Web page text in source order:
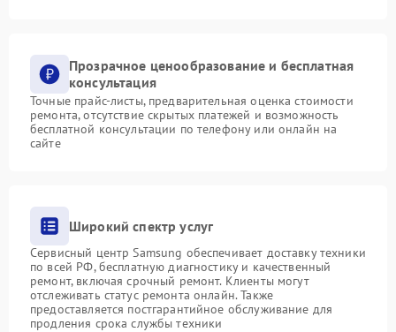
Прозрачное ценообразование и бесплатная
консультация
Точные прайс-листы, предварительная оценка стоимости
ремонта, отсутствие скрытых платежей и возможность
бесплатной консультации по телефону или онлайн на
сайте
Широкий спектр услуг
Сервисный центр Samsung обеспечивает доставку техники
по всей РФ, бесплатную диагностику и качественный
ремонт, включая срочный ремонт. Клиенты могут
отслеживать статус ремонта онлайн. Также
предоставляется постгарантийное обслуживание для
продления срока службы техники